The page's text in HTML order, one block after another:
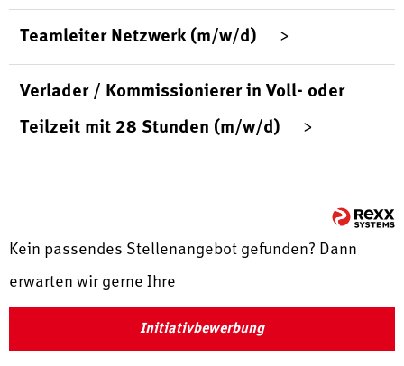
Teamleiter Netzwerk (m/w/d)
Verlader / Kommissionierer in Voll- oder
Teilzeit mit 28 Stunden (m/w/d)
Kein passendes Stellenangebot gefunden? Dann
erwarten wir gerne Ihre
Initiativbewerbung